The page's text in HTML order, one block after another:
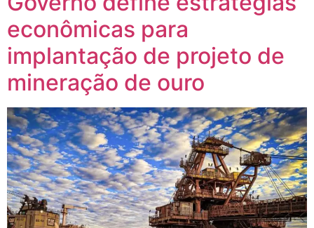
econômicas para
implantação de projeto de
mineração de ouro